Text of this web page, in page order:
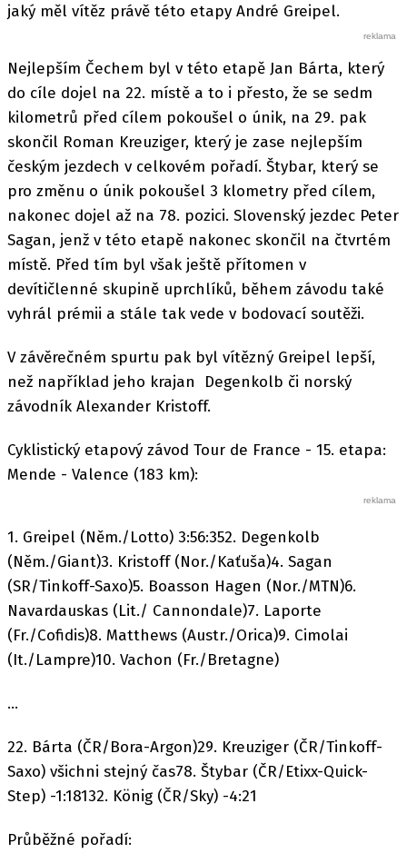
jaký měl vítěz právě této etapy André Greipel.
Nejlepším Čechem byl v této etapě Jan Bárta, který
do cíle dojel na 22. místě a to i přesto, že se sedm
kilometrů před cílem pokoušel o únik, na 29. pak
skončil Roman Kreuziger, který je zase nejlepším
českým jezdech v celkovém pořadí. Štybar, který se
pro změnu o únik pokoušel 3 klometry před cílem,
nakonec dojel až na 78. pozici. Slovenský jezdec Peter
Sagan, jenž v této etapě nakonec skončil na čtvrtém
místě. Před tím byl však ještě přítomen v
devítičlenné skupině uprchlíků, během závodu také
vyhrál prémii a stále tak vede v bodovací soutěži.
V závěrečném spurtu pak byl vítězný Greipel lepší,
než například jeho krajan Degenkolb či norský
závodník Alexander Kristoff.
Cyklistický etapový závod Tour de France - 15. etapa:
Mende - Valence (183 km):
1. Greipel (Něm./Lotto) 3:56:352. Degenkolb
(Něm./Giant)3. Kristoff (Nor./Kaťuša)4. Sagan
(SR/Tinkoff-Saxo)5. Boasson Hagen (Nor./MTN)6.
Navardauskas (Lit./ Cannondale)7. Laporte
(Fr./Cofidis)8. Matthews (Austr./Orica)9. Cimolai
(It./Lampre)10. Vachon (Fr./Bretagne)
...
22. Bárta (ČR/Bora-Argon)29. Kreuziger (ČR/Tinkoff-
Saxo) všichni stejný čas78. Štybar (ČR/Etixx-Quick-
Step) -1:18132. König (ČR/Sky) -4:21
Průběžné pořadí: